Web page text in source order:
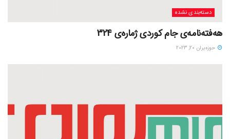
دسته‌بندی نشده
هەفتەنامەی جام کوردی ژمارەی 324
حوزه‌یران 20, 2023